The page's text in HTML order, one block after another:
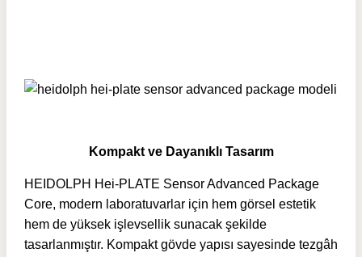
Kompakt ve Dayanıklı Tasarım
HEIDOLPH Hei-PLATE Sensor Advanced Package
Core, modern laboratuvarlar için hem görsel estetik
hem de yüksek işlevsellik sunacak şekilde
tasarlanmıştır. Kompakt gövde yapısı sayesinde tezgâh